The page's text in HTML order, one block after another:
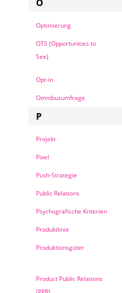
O
Optimierung
OTS (Opportunities to
See)
Opt-in
Omnibusumfrage
P
Projekt
Pixel
Push-Strategie
Public Relations
Psychografische Kriterien
Produktlinie
Produktionsgüter
Product Public Relations